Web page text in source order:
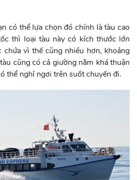
có thể lựa chọn đó chính là tàu cao
thì loại tàu này có kích thước lớn
chứa vì thế cũng nhiều hơn, khoảng
cũng có cả giường nằm khá thuận
thể nghỉ ngơi trên suốt chuyến đi.